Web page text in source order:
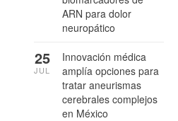
ARN para dolor
neuropático
Innovación médica
amplía opciones para
tratar aneurismas
cerebrales complejos
en México
25
JUL